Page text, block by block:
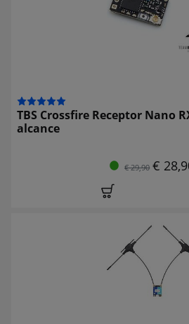
TBS Crossfire Receptor Nano
alcance
€ 29,90 €